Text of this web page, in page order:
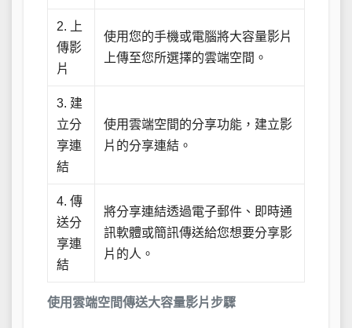
使用雲端空間傳送大容量影片步驟
2. 上
傳影
片
使用您的手機或電腦將大容量影片
上傳至您所選擇的雲端空間。
3. 建
立分
享連
結
使用雲端空間的分享功能，建立影
片的分享連結。
4. 傳
送分
享連
結
將分享連結透過電子郵件、即時通
訊軟體或簡訊傳送給您想要分享影
片的人。